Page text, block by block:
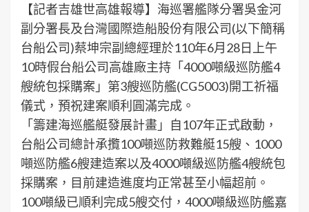
【記者吉雄世高雄報導】海巡署艦隊分署吳金河
副分署長及台灣國際造船股份有限公司(以下簡稱
台船公司)蔡坤宗副總經理於110年6月28日上午
10時假台船公司高雄廠主持「4000噸級巡防艦4
艘統包採購案」第3艘巡防艦(CG5003)開工祈福
儀式，預祝建案順利圓滿完成。
「籌建海巡艦艇發展計畫」自107年正式啟動，
台船公司總計承攬100噸巡防救難艇15艘、1000
噸巡防艦6艘建造案以及4000噸級巡防艦4艘統包
採購案，目前建造進度均正常甚至小幅超前。
100噸級已順利完成5艘交付，4000噸級巡防艦嘉